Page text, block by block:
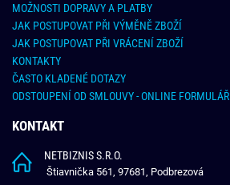
MOŽNOSTI DOPRAVY A PLATBY
JAK POSTUPOVAT PŘI VÝMĚNĚ ZBOŽÍ
JAK POSTUPOVAT PŘI VRÁCENÍ ZBOŽÍ
KONTAKTY
ČASTO KLADENÉ DOTAZY
ODSTOUPENÍ OD SMLOUVY - ONLINE FORMULÁŘ
KONTAKT
NETBIZNIS S.R.O.
Štiavnička 561, 97681, Podbrezová